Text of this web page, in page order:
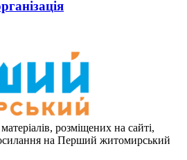
розміщених на сайті,
на Перший житомирський